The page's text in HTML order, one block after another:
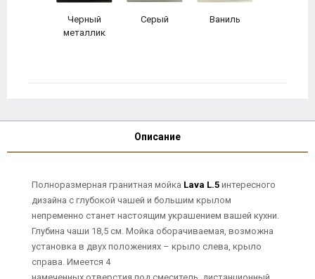
Черный
металлик
Серый Ваниль
Описание
Полноразмерная гранитная мойка Lava L.5 интересного
дизайна с глубокой чашей и большим крылом
непременно станет настоящим украшением вашей кухни.
Глубина чаши 18,5 см. Мойка оборачиваемая, возможна
установка в двух положениях – крыло слева, крыло
справа. Имеется 4